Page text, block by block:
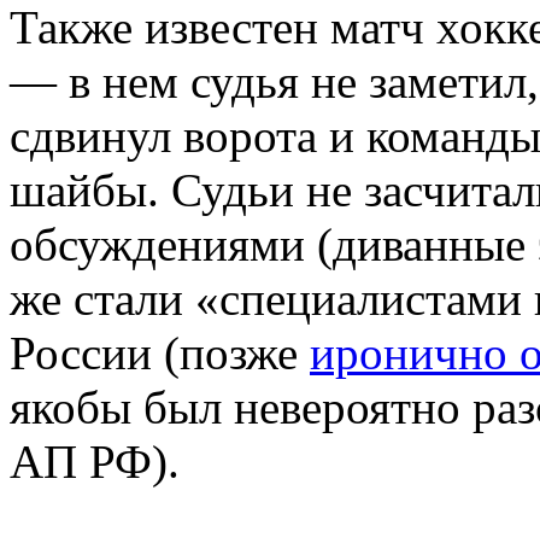
Также известен матч
— в нем судья не
сдвинул ворота и
шайбы. Судьи не
обсуждениями
же стали
России (позже иронично
якобы был невероятно
АП РФ).